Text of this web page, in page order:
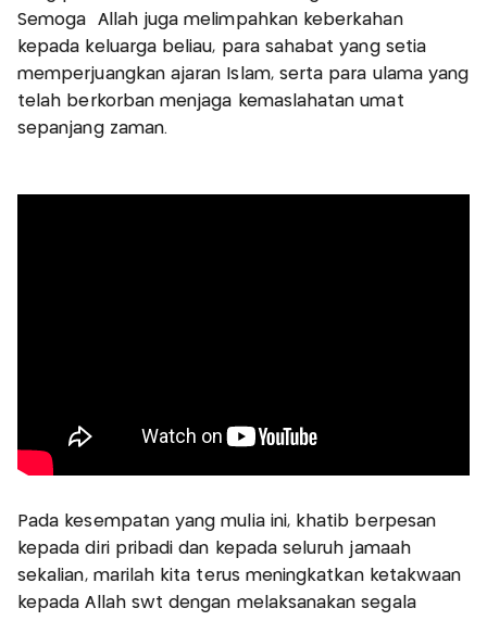
Semoga Allah juga melimpahkan keberkahan
kepada keluarga beliau, para sahabat yang setia
memperjuangkan ajaran Islam, serta para ulama yang
telah berkorban menjaga kemaslahatan umat
sepanjang zaman.
Pada kesempatan yang mulia ini, khatib berpesan
kepada diri pribadi dan kepada seluruh jamaah
sekalian, marilah kita terus meningkatkan ketakwaan
kepada Allah swt dengan melaksanakan segala